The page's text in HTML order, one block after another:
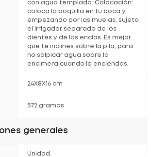
con agua templada. Colocación:
coloca la boquilla en tu boca y,
empezando por las muelas, sujeta
el irrigador separado de los
dientes y de las encías. Es mejor
que te inclines sobre la pila, para
no salpicar agua sobre la
encimera cuando lo enciendas.
24X8X16 cm
572 gramos
generales
Unidad